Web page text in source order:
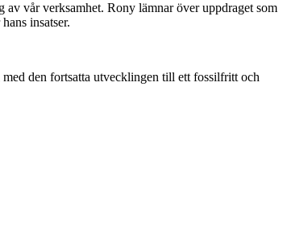
vår verksamhet. Rony lämnar över uppdraget som
insatser.
den fortsatta utvecklingen till ett fossilfritt och